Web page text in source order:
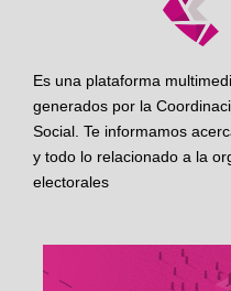
Es una plataforma
generados por la
Social. Te informamos
y todo lo relacionado a la
electorales